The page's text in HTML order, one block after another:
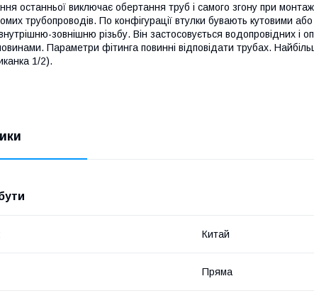
останньої виключає обертання труб і самого згону при
трубопроводів. По конфігурації втулки бувають кутовими
зовнішню різьбу. Він застосовується водопровідних і
Параметри фітинга повинні відповідати трубах.
1/2).
Китай
Пряма